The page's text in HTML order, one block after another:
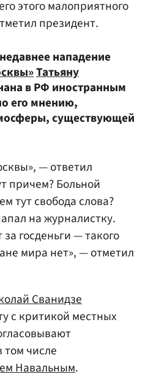
этого малоприятного
президент.
нападение
Татьяну
в РФ иностранным
его мнению,
существующей
— ответил
причем? Больной
тут свобода слова?
на журналистку.
госденьги — такого
мира нет», — отметил
Сванидзе
с критикой местных
числе
Навальным.